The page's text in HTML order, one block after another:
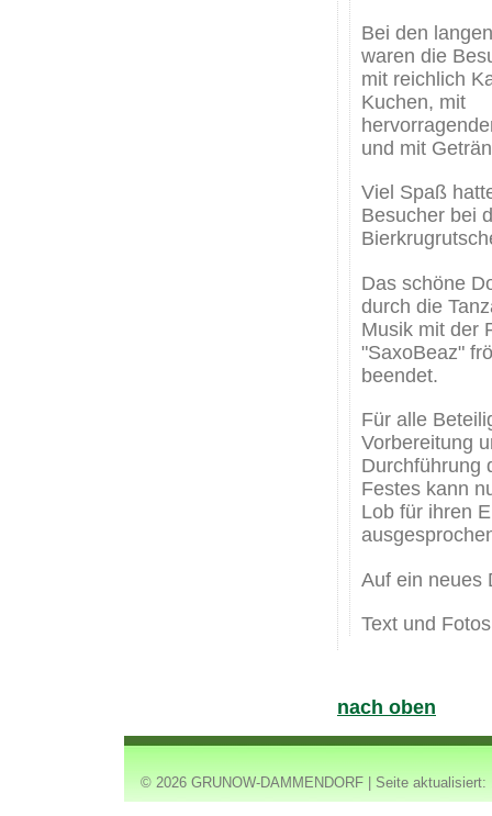
Bei den
waren die
mit reichlich
Kuchen, mit
und mit
Viel Spaß
Besucher bei
Das schöne
durch die
Musik mit der
"SaxoBeaz"
beendet.
Für alle
Vorbereitung
Durchführung
Festes kann
Lob für ihren
Auf ein neues
Text und
nach oben
© 2026 GRUNOW-DAMMENDORF | Seite